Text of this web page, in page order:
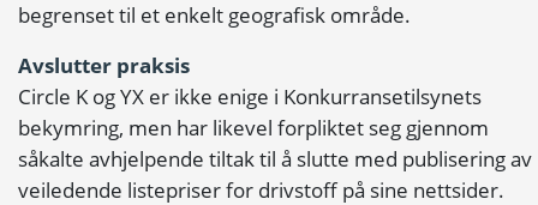
begrenset til et enkelt geografisk område.
Avslutter praksis
Circle K og YX er ikke enige i Konkurransetilsynets
bekymring, men har likevel forpliktet seg gjennom
såkalte avhjelpende tiltak til å slutte med publisering av
veiledende listepriser for drivstoff på sine nettsider.